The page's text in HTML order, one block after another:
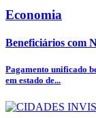
Economia
Beneficiários com
Pagamento unificado
em estado de...